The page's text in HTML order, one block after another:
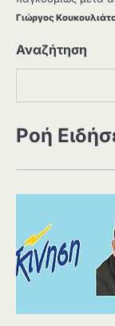
Γιώργος
Αναζήτηση
Ροή